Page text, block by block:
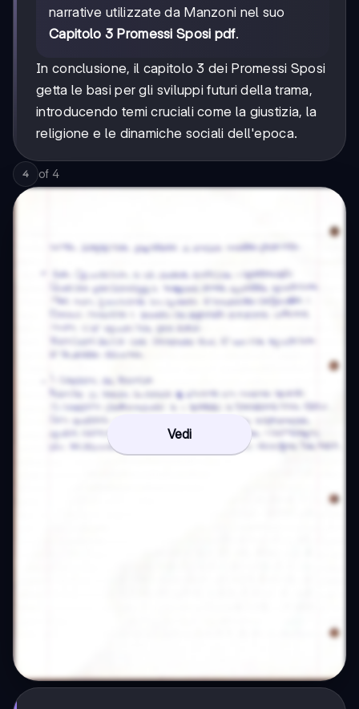
narrative utilizzate da Manzoni nel suo
Capitolo 3 Promessi Sposi pdf.
In conclusione, il capitolo 3 dei Promessi Sposi
getta le basi per gli sviluppi futuri della trama,
introducendo temi cruciali come la giustizia, la
religione e le dinamiche sociali dell'epoca.
4 of 4
Vedi